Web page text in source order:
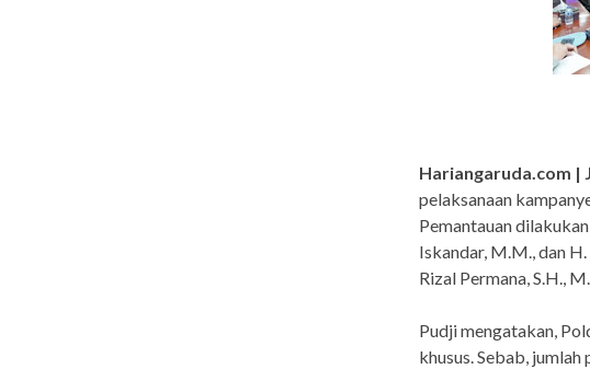
Hariangaruda.com |
pelaksanaan
Pemantauan
Iskandar, M.M., dan
Rizal Permana, S.H.,
Pudji mengatakan,
khusus. Sebab,